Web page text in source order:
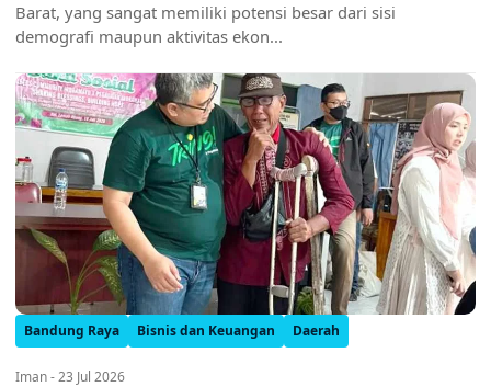
Barat, yang sangat memiliki potensi besar dari sisi
demografi maupun aktivitas ekon...
Bandung Raya Bisnis dan Keuangan Daerah
Iman - 23 Jul 2026